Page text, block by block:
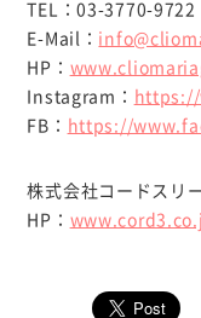
TEL：03-3770-9722
E-Mail：
HP：
Instagram：
FB：
https://
株式会社コードスリ
HP：